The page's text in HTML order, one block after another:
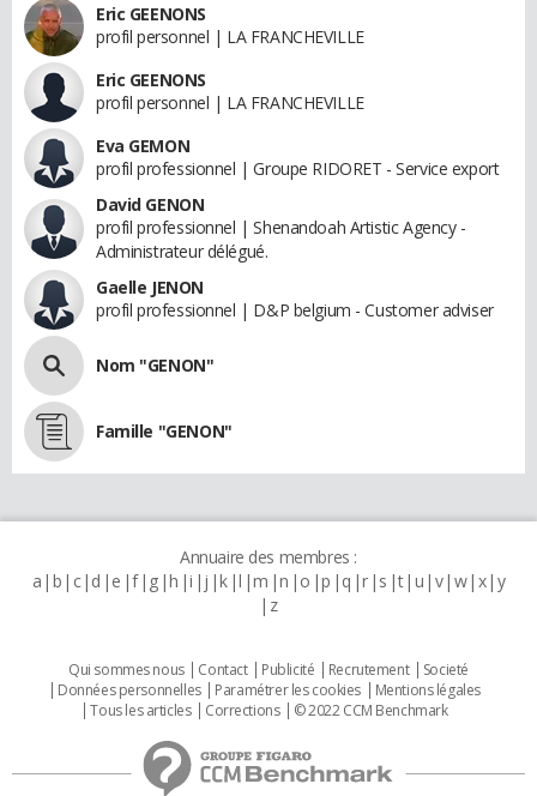
Eric GEENONS
profil personnel | LA FRANCHEVILLE
Eric GEENONS
profil personnel | LA FRANCHEVILLE
Eva GEMON
profil professionnel | Groupe RIDORET - Service export
David GENON
profil professionnel | Shenandoah Artistic Agency -
Administrateur délégué.
Gaelle JENON
profil professionnel | D&P belgium - Customer adviser
Nom "GENON"
Famille "GENON"
Annuaire des membres :
a b c d e f g h i j k l m n o p q r s t u v w x y
z
Qui sommes nous Contact Publicité Recrutement
Societé
Données personnelles
Paramétrer les cookies
Mentions légales
Tous les articles
Corrections © 2022 CCM Benchmark